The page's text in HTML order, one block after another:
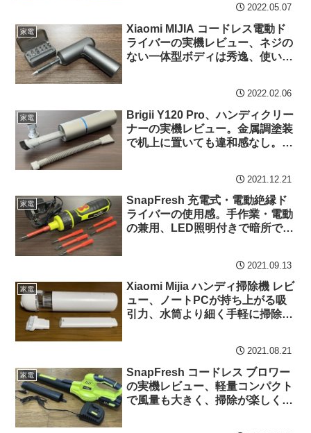
2022.05.07
家電
Xiaomi MIJIA コードレス電動ド
ライバーの実機レビュー、ネジの
ない一体型ボディは秀逸、使い勝
2022.02.06
家電
Brigii Y120 Pro、ハンディクリー
ナーの実機レビュー。金属調塗装
で机上に置いても違和感なし。デ
2021.12.21
家電
SnapFresh 充電式・電動絶縁ド
ライバーの使用感。手作業・電動
の兼用、LED照明付きで暗所での
2021.09.13
家電
Xiaomi Mijia ハンディ掃除機 レビ
ュー、ノートPCが持ち上がる吸
引力、水筒より細く手軽に掃除が
2021.08.21
家電
SnapFresh コードレス ブロワー
の実機レビュー、軽量コンパクト
で風量も大きく、掃除が楽しくな